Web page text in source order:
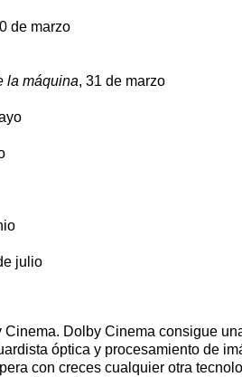
de marzo
la máquina, 31 de marzo
julio
Dolby Cinema consigue
óptica y procesamiento de
con creces cualquier otra